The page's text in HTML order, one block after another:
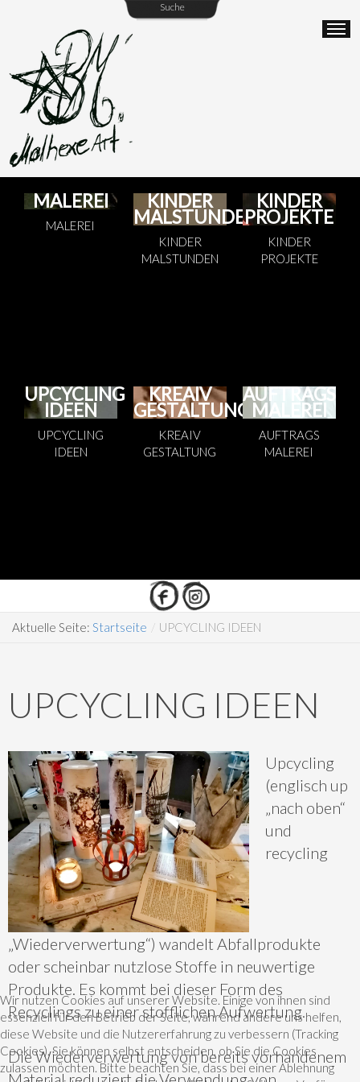
Suche
MALEREI
MALEREI
KINDER
MALSTUNDEN
KINDER
MALSTUNDEN
KINDER
PROJEKTE
KINDER
PROJEKTE
UPCYCLING
IDEEN
UPCYCLING
IDEEN
KREAIV
GESTALTUNG
KREAIV
GESTALTUNG
AUFTRAGS
MALEREI
AUFTRAGS
MALEREI
Aktuelle Seite: Startseite / UPCYCLING IDEEN
UPCYCLING IDEEN
Upcycling
(englisch up
„nach oben“
und
recycling
„Wiederverwertung“) wandelt Abfallprodukte
oder scheinbar nutzlose Stoffe in neuwertige
Produkte. Es kommt bei dieser Form des
Recyclings zu einer stofflichen Aufwertung.
Die Wiederverwertung von bereits vorhandenem
Wir nutzen Cookies auf unserer Website. Einige von ihnen sind
essenziell für den Betrieb der Seite, während andere uns helfen,
diese Website und die Nutzererfahrung zu verbessern (Tracking
Cookies). Sie können selbst entscheiden, ob Sie die Cookies
zulassen möchten. Bitte beachten Sie, dass bei einer Ablehnung